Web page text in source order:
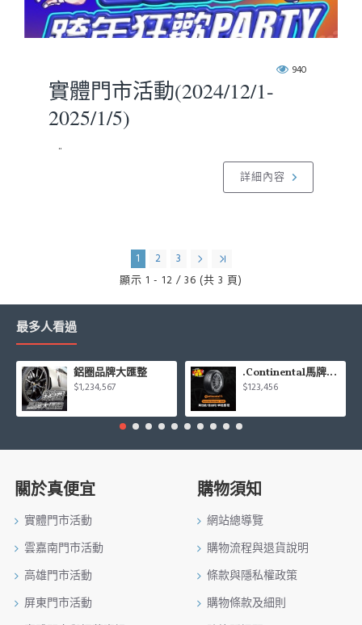
940
實體門市活動(2024/12/1-
2025/1/5)
..
詳細內容
1 2
3
顯示 1 - 12 / 36 (共 3 頁)
最多人看過
鋁圈品牌大匯整
$1,234,567
.Continental馬牌CCK輪胎特價專區
$123,456
關於真便宜
實體門市活動
雲嘉南門市活動
高雄門市活動
屏東門市活動
購物須知
網站總導覽
購物流程與退貨說明
條款與隱私權政策
購物條款及細則